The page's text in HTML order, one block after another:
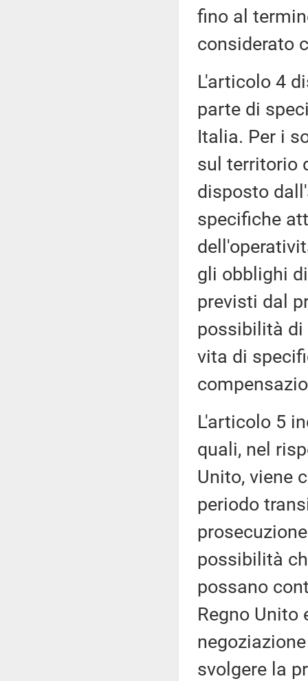
fino al
considerato
L'articolo 4
parte di
Italia. Per i
sul territorio
disposto
specifiche
gli obblighi
previsti dal
possibilità di
vita di
L'articolo 5
quali, nel
Unito, viene
periodo
possibilità
possano
Regno Unito
svolgere la